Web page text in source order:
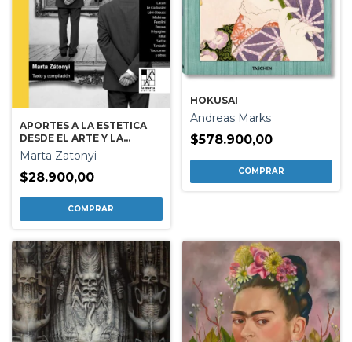
APORTES A LA ESTETICA
DESDE EL ARTE Y LA
CIENCIA DEL SIGLO XX
Marta Zatonyi
$28.900,00
HOKUSAI
Andreas Marks
$578.900,00